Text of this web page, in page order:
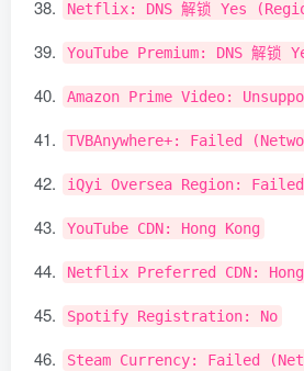
Netflix: DNS 解锁 Yes (
YouTube Premium: DNS 解锁
Amazon Prime Video:
TVBAnywhere+: Failed (
iQyi Oversea Region: Failed
YouTube CDN: Hong Kong
Netflix Preferred CDN: Hong
Spotify Registration: No
Steam Currency: Failed (